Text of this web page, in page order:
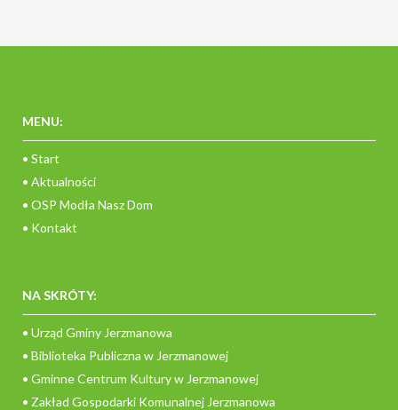
MENU:
• Start
• Aktualności
• OSP Modła Nasz Dom
• Kontakt
NA SKRÓTY:
• Urząd Gminy Jerzmanowa
• Biblioteka Publiczna w Jerzmanowej
• Gminne Centrum Kultury w Jerzmanowej
• Zakład Gospodarki Komunalnej Jerzmanowa